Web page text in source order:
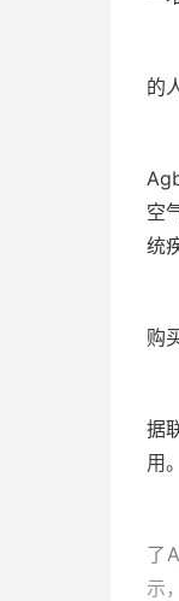
的
空
统
购
据
用
了
示